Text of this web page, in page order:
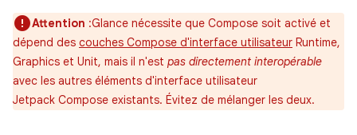
Attention :Glance nécessite que Compose soit activé et
dépend des couches Compose d'interface utilisateur Runtime,
Graphics et Unit, mais il n'est pas directement interopérable
avec les autres éléments d'interface utilisateur
Jetpack Compose existants. Évitez de mélanger les deux.